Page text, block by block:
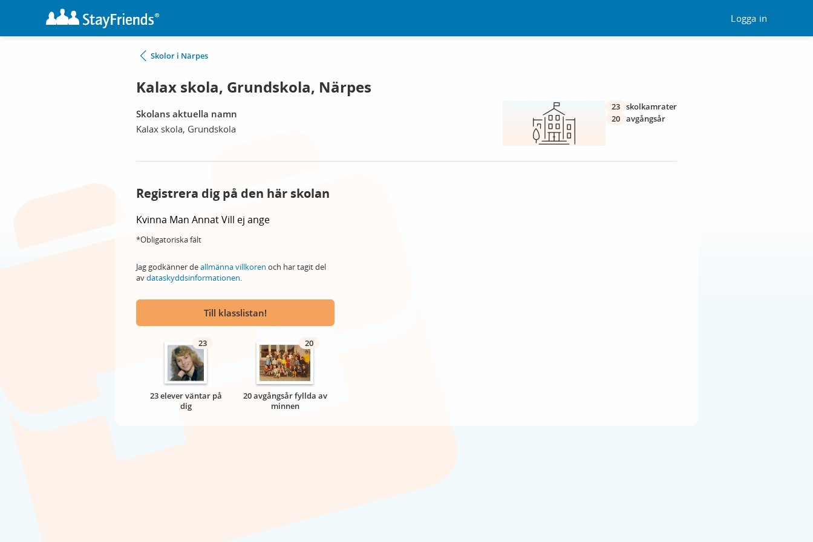
Logga in
Skolor i Närpes
Kalax skola, Grundskola, Närpes
Skolans aktuella namn
Kalax skola, Grundskola
23 skolkamrater
20 avgångsår
Registrera dig på den här skolan
Kvinna Man AnnatVill ej ange
*Obligatoriska fält
Jag godkänner deallmänna villkoren och har tagit del
avdataskyddsinformationen.
Till klasslistan!
23
23 elever väntar på
dig
20
20 avgångsår fyllda av
minnen